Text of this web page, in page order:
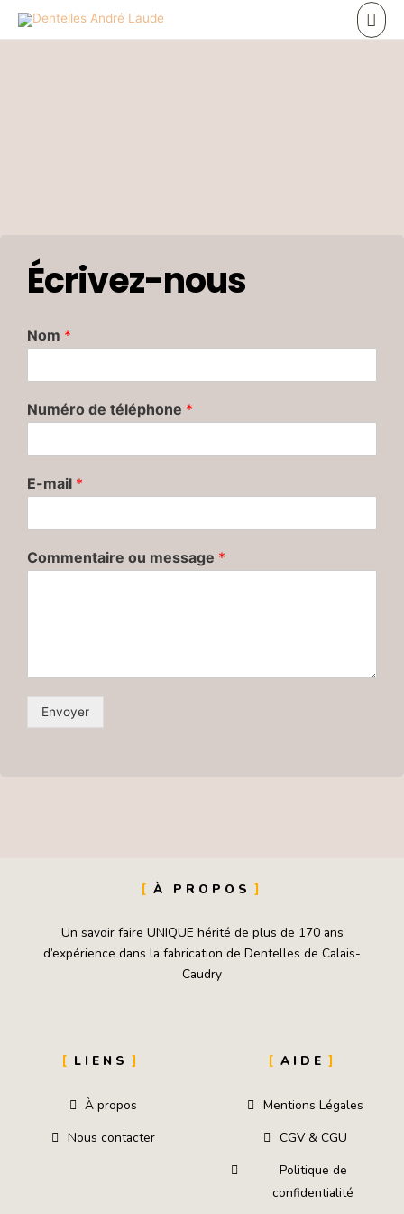
Écrivez-nous
Nom *
Numéro de téléphone *
E-mail *
Commentaire ou message *
Envoyer
À PROPOS
Un savoir faire UNIQUE hérité de plus de 170 ans
d’expérience dans la fabrication de Dentelles de Calais-
Caudry
LIENS
À propos
Nous contacter
AIDE
Mentions Légales
CGV & CGU
Politique de
confidentialité